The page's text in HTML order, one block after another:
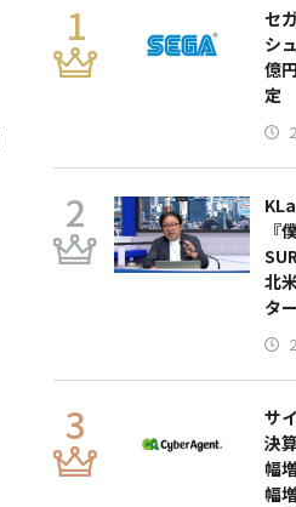
セ
シ
億
定
『
北
タ
サ
決
幅
幅